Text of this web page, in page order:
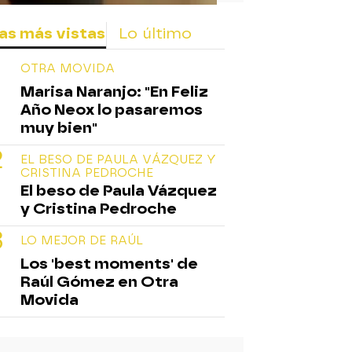
más vistas Lo último
OTRA MOVIDA
Marisa Naranjo: "En Feliz
Año Neox lo pasaremos
muy bien"
EL BESO DE PAULA VÁZQUEZ Y
CRISTINA PEDROCHE
El beso de Paula Vázquez
y Cristina Pedroche
LO MEJOR DE RAÚL
Los 'best moments' de
Raúl Gómez en Otra
Movida